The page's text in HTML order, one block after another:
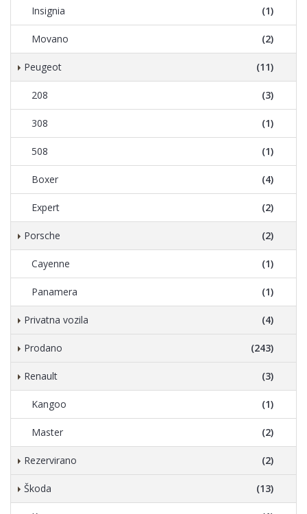
Insignia (1)
Movano (2)
Peugeot (11)
208 (3)
308 (1)
508 (1)
Boxer (4)
Expert (2)
Porsche (2)
Cayenne (1)
Panamera (1)
Privatna vozila (4)
Prodano (243)
Renault (3)
Kangoo (1)
Master (2)
Rezervirano (2)
Škoda (13)